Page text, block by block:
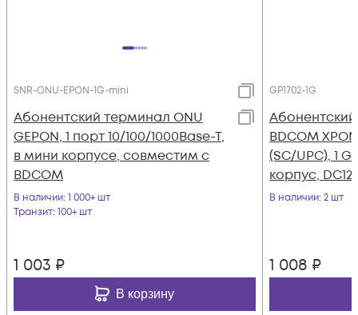
SNR-ONU-EPON-1G-mini
Абонентский терминал ONU
GEPON, 1 порт 10/100/1000Base-T,
в мини корпусе, совместим с
BDCOM
В наличии: 1 000+ шт
Транзит: 100+ шт
1 003 ₽
В корзину
GP1702-1G
BDCOM
(SC/UPC), 1
корпус,
адаптер
В наличии: 2 шт
1 008 ₽